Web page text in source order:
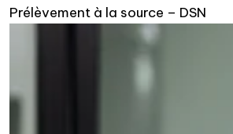
Prélèvement à la source – DSN